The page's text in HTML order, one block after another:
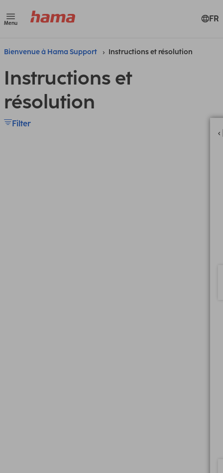
Menu FR
Bienvenue à Hama Support Instructions et résolution
Instructions et
résolution
Filter